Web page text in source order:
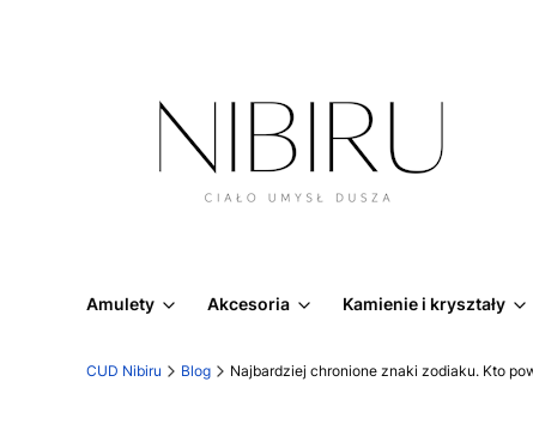
Amulety Akcesoria Kamienie i kryształy
CUD Nibiru Blog Najbardziej chronione znaki zodiaku. Kto